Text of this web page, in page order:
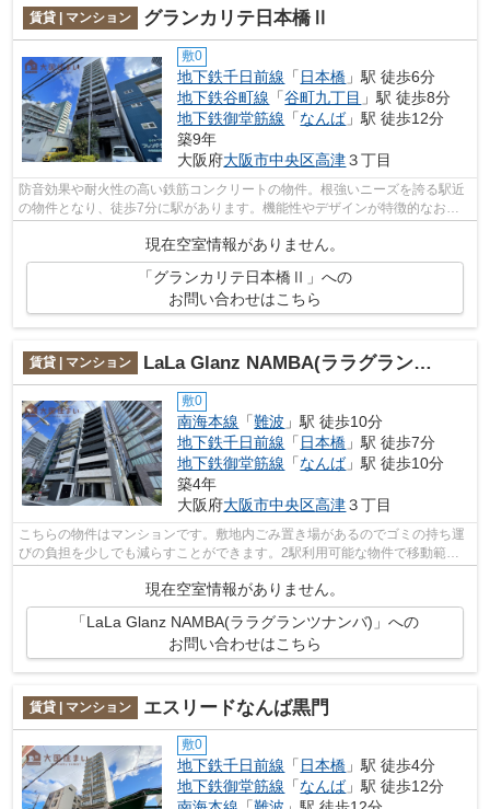
賃貸 | マンション グランカリテ日本橋Ⅱ
敷0
地下鉄千日前線 「 日本橋 」駅 徒歩6分
地下鉄谷町線 「谷町九丁目 」駅 徒歩8分
地下鉄御堂筋線 「なんば」駅 徒歩12分
築9年
大阪府大阪市中央区高津３丁目
防音効果や耐火性の高い鉄筋コンクリートの物件。根強いニーズを誇る駅近
の物件となり、徒歩7分に駅があります。機能性やデザインが特徴的なお部
現在空室情報がありません。
「グランカリテ日本橋Ⅱ」への
お問い合わせはこちら
賃貸 | マンション LaLa Glanz NAMBA(ララグランツナンバ)
敷0
南海本線 「難波 」駅 徒歩10分
地下鉄千日前線 「 日本橋 」駅 徒歩7分
地下鉄御堂筋線 「なんば」駅 徒歩10分
築4年
大阪府大阪市中央区高津３丁目
こちらの物件はマンションです。敷地内ごみ置き場があるのでゴミの持ち運
びの負担を少しでも減らすことができます。2駅利用可能な物件で移動範囲
が広がります。「LaLa Glanz NAMBA」の...
現在空室情報がありません。
「LaLa Glanz NAMBA(ララグランツナンバ)」への
お問い合わせはこちら
賃貸 | マンション エスリードなんば黒門
敷0
地下鉄千日前線 「 日本橋 」駅 徒歩4分
地下鉄御堂筋線 「なんば」駅 徒歩12分